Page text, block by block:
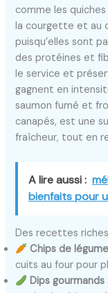
comme les
la courgette et au
puisqu’elles sont
des protéines et
le service et
gagnent en
saumon fumé et
canapés, est une
fraîcheur, tout en
A lire aussi :
bienfaits pour
Des recettes
Chips de
cuits au four pour
Dips gourmands